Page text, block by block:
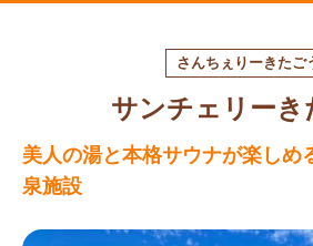
さんちぇりーきたご
サンチェリーき
美人の湯と本格サウナが楽しめ
泉施設